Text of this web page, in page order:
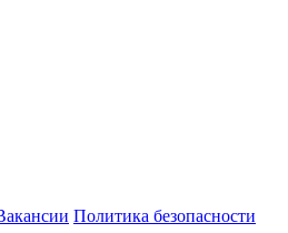
Политика безопасности